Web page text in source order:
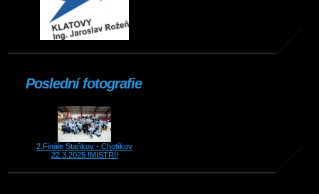
Poslední fotografie
2.Finále Staňkov - Chotíkov
22.3.2025 !MISTŘI!